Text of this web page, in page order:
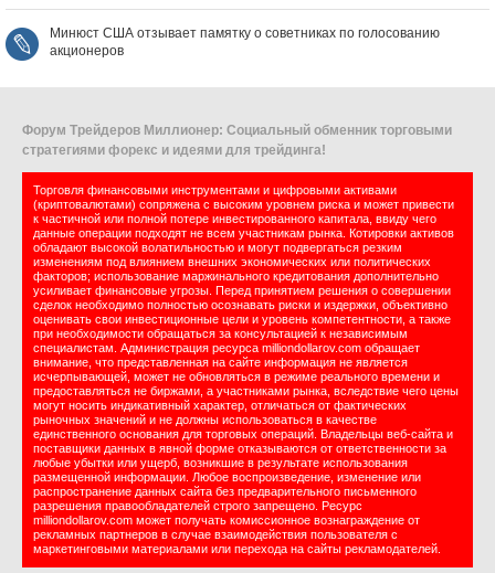
Минюст США отзывает памятку о советниках по голосованию
акционеров
Форум Трейдеров Миллионер: Социальный обменник торговыми
стратегиями форекс и идеями для трейдинга!
Торговля финансовыми инструментами и цифровыми активами
(криптовалютами) сопряжена с высоким уровнем риска и может привести
к частичной или полной потере инвестированного капитала, ввиду чего
данные операции подходят не всем участникам рынка. Котировки активов
обладают высокой волатильностью и могут подвергаться резким
изменениям под влиянием внешних экономических или политических
факторов; использование маржинального кредитования дополнительно
усиливает финансовые угрозы. Перед принятием решения о совершении
сделок необходимо полностью осознавать риски и издержки, объективно
оценивать свои инвестиционные цели и уровень компетентности, а также
при необходимости обращаться за консультацией к независимым
специалистам. Администрация ресурса milliondollarov.com обращает
внимание, что представленная на сайте информация не является
исчерпывающей, может не обновляться в режиме реального времени и
предоставляться не биржами, а участниками рынка, вследствие чего цены
могут носить индикативный характер, отличаться от фактических
рыночных значений и не должны использоваться в качестве
единственного основания для торговых операций. Владельцы веб-сайта и
поставщики данных в явной форме отказываются от ответственности за
любые убытки или ущерб, возникшие в результате использования
размещенной информации. Любое воспроизведение, изменение или
распространение данных сайта без предварительного письменного
разрешения правообладателей строго запрещено. Ресурс
milliondollarov.com может получать комиссионное вознаграждение от
рекламных партнеров в случае взаимодействия пользователя с
маркетинговыми материалами или перехода на сайты рекламодателей.